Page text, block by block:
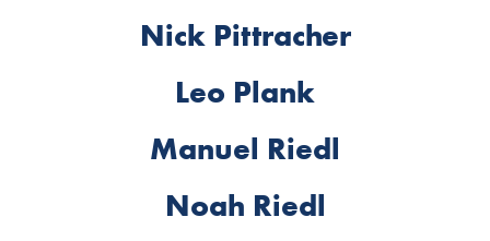
Nick Pittracher
Leo Plank
Manuel Riedl
Noah Riedl